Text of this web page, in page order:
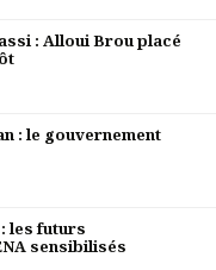
: Alloui Brou placé
: le gouvernement
les futurs
sensibilisés